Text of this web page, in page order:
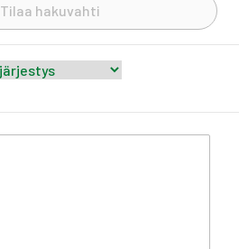
Tilaa hakuvahti